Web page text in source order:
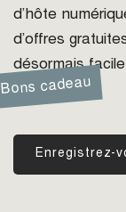
d’hôte
d’offres
désormais
numérique.
Enregistrez-
Bons cadeau